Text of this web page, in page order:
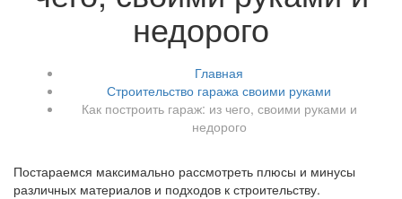
недорого
Главная
Строительство гаража своими руками
Как построить гараж: из чего, своими руками и
недорого
Постараемся максимально рассмотреть плюсы и минусы
различных материалов и подходов к строительству.